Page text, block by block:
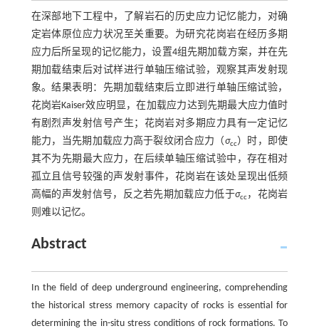
在深部地下工程中，了解岩石的历史应力记忆能力，对确
定岩体原位应力状况至关重要。为研究花岗岩在经历多期
应力后所呈现的记忆能力，设置4组先期加载方案，并在先
期加载结束后对试样进行单轴压缩试验，观察其声发射现
象。结果表明：先期加载结束后立即进行单轴压缩试验，
花岗岩Kaiser效应明显，在加载应力达到先期最大应力值时
有剧烈声发射信号产生；花岗岩对多期应力具有一定记忆
能力，当先期加载应力高于裂纹闭合应力（σcc）时，即使
其不为先期最大应力，在后续单轴压缩试验中，存在相对
孤立且信号较强的声发射事件，花岗岩在该处呈现出低频
高幅的声发射信号，反之若先期加载应力低于σcc，花岗岩
则难以记忆。
Abstract
In the field of deep underground engineering, comprehending
the historical stress memory capacity of rocks is essential for
determining the in-situ stress conditions of rock formations. To